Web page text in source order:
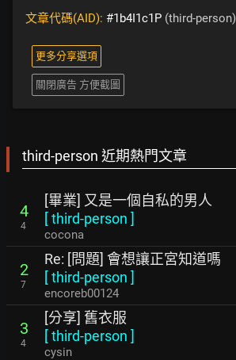
文章代碼(AID): #1b4I1c1P (third-person)
更多分享選項
關閉廣告 方便截圖
third-person 近期熱門文章
4
4
[畢業] 又是一個自私的男人
[third-person ]
cocona
2
7
Re: [問題] 會想讓正宮知道嗎
[third-person ]
encoreb00124
3
4
[分享] 舊衣服
[third-person ]
cysin